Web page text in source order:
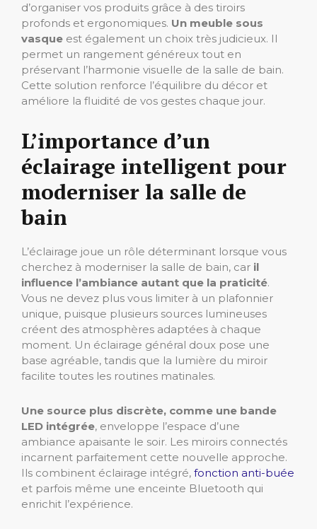
d’organiser vos produits grâce à des tiroirs
profonds et ergonomiques. Un meuble sous
vasque est également un choix très judicieux. Il
permet un rangement généreux tout en
préservant l’harmonie visuelle de la salle de bain.
Cette solution renforce l’équilibre du décor et
améliore la fluidité de vos gestes chaque jour.
L’importance d’un
éclairage intelligent pour
moderniser la salle de
bain
L’éclairage joue un rôle déterminant lorsque vous
cherchez à moderniser la salle de bain, car il
influence l’ambiance autant que la praticité.
Vous ne devez plus vous limiter à un plafonnier
unique, puisque plusieurs sources lumineuses
créent des atmosphères adaptées à chaque
moment. Un éclairage général doux pose une
base agréable, tandis que la lumière du miroir
facilite toutes les routines matinales.
Une source plus discrète, comme une bande
LED intégrée, enveloppe l’espace d’une
ambiance apaisante le soir. Les miroirs connectés
incarnent parfaitement cette nouvelle approche.
Ils combinent éclairage intégré, fonction anti-buée
et parfois même une enceinte Bluetooth qui
enrichit l’expérience.